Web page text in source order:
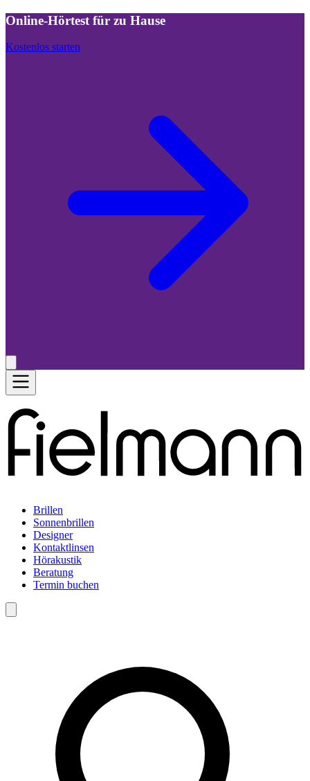
Online-Hörtest für zu Hause
Kostenlos starten
Brillen
Sonnenbrillen
Designer
Kontaktlinsen
Hörakustik
Beratung
Termin buchen